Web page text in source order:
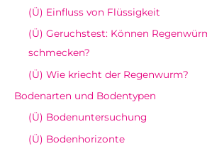
(Ü) Einfluss von Flüssigkeit
(Ü) Geruchstest: Können
schmecken?
(Ü) Wie kriecht der Regenwurm?
Bodenarten und Bodentypen
(Ü) Bodenuntersuchung
(Ü) Bodenhorizonte